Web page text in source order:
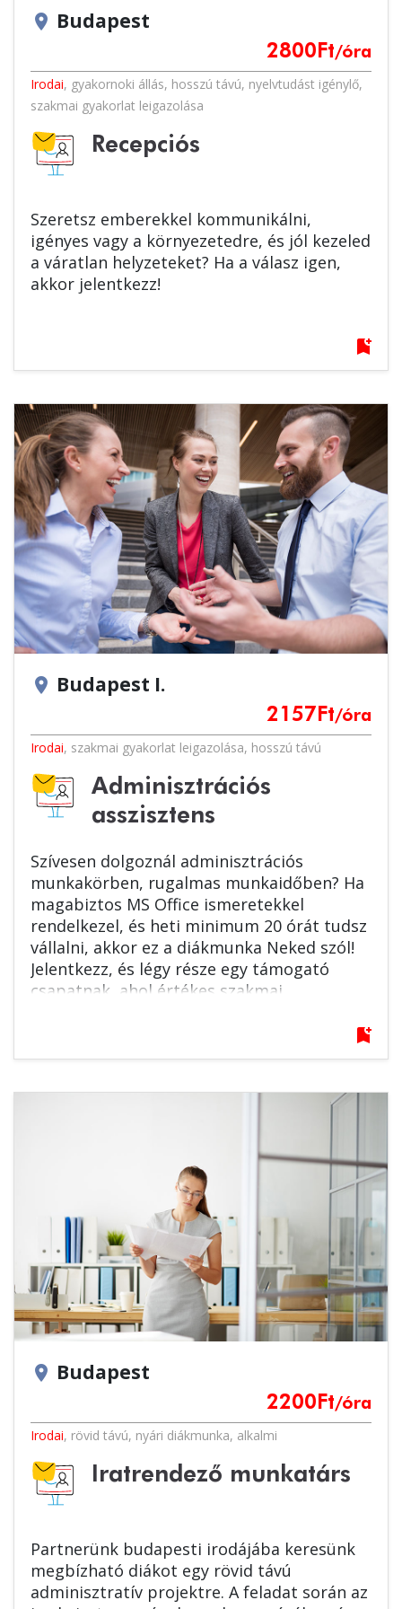
location_on Budapest
2800 Ft/óra
Irodai, gyakornoki állás, hosszú távú, nyelvtudást igénylő,
szakmai gyakorlat leigazolása
Recepciós
Szeretsz emberekkel kommunikálni,
igényes vagy a környezetedre, és jól kezeled
a váratlan helyzeteket? Ha a válasz igen,
akkor jelentkezz!
bookmark_add
location_on Budapest I.
2157 Ft/óra
Irodai, szakmai gyakorlat leigazolása, hosszú távú
Adminisztrációs
asszisztens
Szívesen dolgoznál adminisztrációs
munkakörben, rugalmas munkaidőben? Ha
magabiztos MS Office ismeretekkel
rendelkezel, és heti minimum 20 órát tudsz
vállalni, akkor ez a diákmunka Neked szól!
Jelentkezz, és légy része egy támogató
csapatnak, ahol értékes szakmai
bookmark_add
location_on Budapest
2200 Ft/óra
Irodai, rövid távú, nyári diákmunka, alkalmi
Iratrendező munkatárs
Partnerünk budapesti irodájába keresünk
megbízható diákot egy rövid távú
adminisztratív projektre. A feladat során az